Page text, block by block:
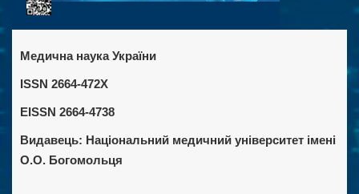
Медична наука України
ISSN 2664-472X
EISSN 2664-4738
Видавець: Національний медичний університет імені
О.О. Богомольця